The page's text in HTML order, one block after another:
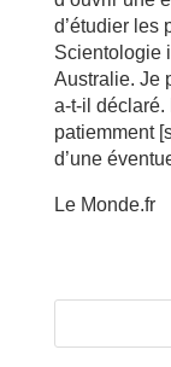
d’étudier les
Scientologie
Australie. Je
a-t-il déclaré.
patiemment
d’une
Le Monde.fr